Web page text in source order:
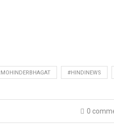
#HINDINEWS
0